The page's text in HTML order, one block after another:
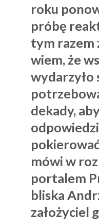
roku
próbę
tym razem
wiem, że
wydarzyło
dekady,
mówi w
portalem
bliska
założyciel